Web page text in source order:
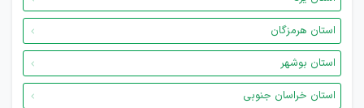
استان هرمزگان
استان بوشهر
استان خراسان جنوبی